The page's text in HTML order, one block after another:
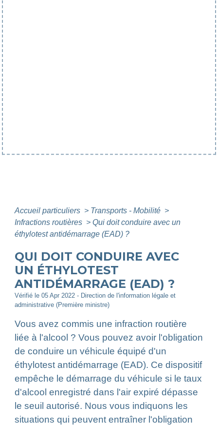
Accueil particuliers > Transports - Mobilité >
Infractions routières > Qui doit conduire avec un
éthylotest antidémarrage (EAD) ?
QUI DOIT CONDUIRE AVEC
UN ÉTHYLOTEST
ANTIDÉMARRAGE (EAD) ?
Vérifié le 05 Apr 2022 - Direction de l'information légale et
administrative (Première ministre)
Vous avez commis une infraction routière
liée à l'alcool ? Vous pouvez avoir l'obligation
de conduire un véhicule équipé d'un
éthylotest antidémarrage (EAD). Ce dispositif
empêche le démarrage du véhicule si le taux
d'alcool enregistré dans l'air expiré dépasse
le seuil autorisé. Nous vous indiquons les
situations qui peuvent entraîner l'obligation